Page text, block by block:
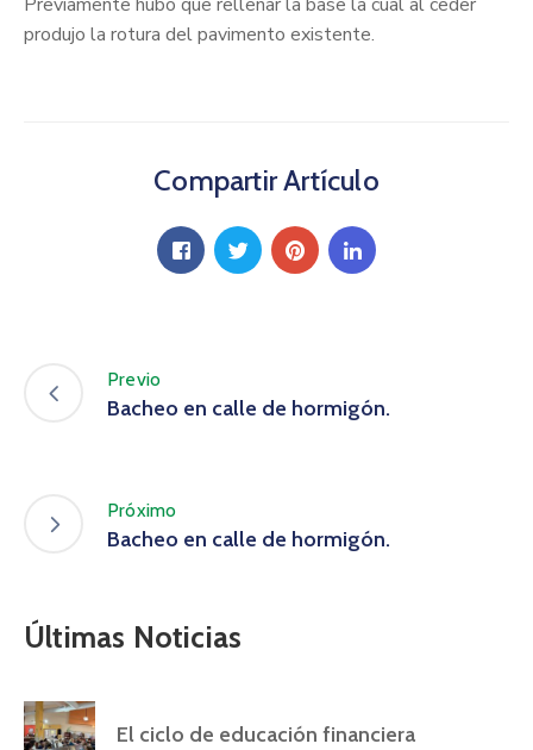
Previamente hubo que rellenar la base la cual al ceder
produjo la rotura del pavimento existente.
Compartir Artículo
Previo
Bacheo en calle de hormigón.
Próximo
Bacheo en calle de hormigón.
Últimas Noticias
El ciclo de educación financiera